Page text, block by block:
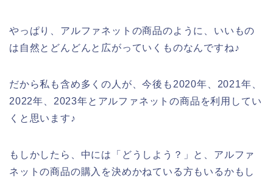
やっぱり、アルファネットの商品のように、いいもの
は自然とどんどんと広がっていくものなんですね♪
だから私も含め多くの人が、今後も2020年、2021年、
2022年、2023年とアルファネットの商品を利用してい
くと思います♪
もしかしたら、中には「どうしよう？」と、アルファ
ネットの商品の購入を決めかねている方もいるかもし